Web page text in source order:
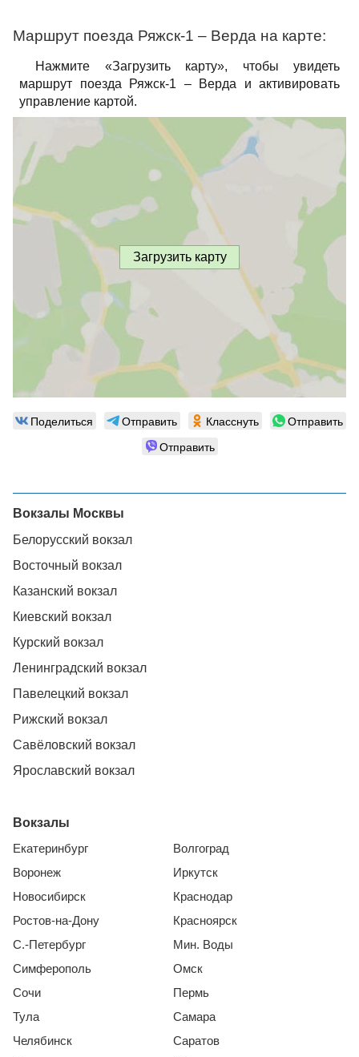
Маршрут поезда Ряжск-1 – Верда на карте:
Нажмите «Загрузить карту», чтобы увидеть
маршрут поезда Ряжск-1 – Верда и активировать
управление картой.
Загрузить карту
Поделиться Отправить Класснуть
Отправить
Отправить
Вокзалы Москвы
Белорусский вокзал
Восточный вокзал
Казанский вокзал
Киевский вокзал
Курский вокзал
Ленинградский вокзал
Павелецкий вокзал
Рижский вокзал
Савёловский вокзал
Ярославский вокзал
Вокзалы
Екатеринбург
Воронеж
Новосибирск
Ростов-на-Дону
С.-Петербург
Симферополь
Сочи
Тула
Челябинск
Волгоград
Иркутск
Краснодар
Красноярск
Мин. Воды
Омск
Пермь
Самара
Саратов